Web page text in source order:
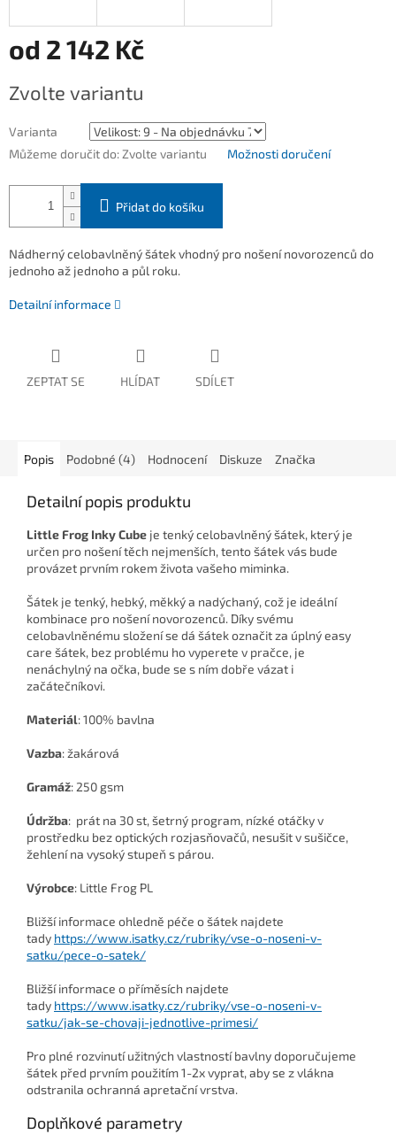
od 2 142 Kč
cena:
Zvolte variantu
Varianta
Můžeme doručit do: Zvolte variantu Možnosti doručení
Přidat do košíku
Nádherný celobavlněný šátek vhodný pro nošení novorozenců do
jednoho až jednoho a půl roku.
Detailní informace
ZEPTAT SE HLÍDAT SDÍLET
Popis Podobné (4) Hodnocení Diskuze Značka
Detailní popis produktu
Little Frog Inky Cube je tenký celobavlněný šátek, který je
určen pro nošení těch nejmenších, tento šátek vás bude
provázet prvním rokem života vašeho miminka.
Šátek je tenký, hebký, měkký a nadýchaný, což je ideální
kombinace pro nošení novorozenců. Díky svému
celobavlněnému složení se dá šátek označit za úplný easy
care šátek, bez problému ho vyperete v pračce, je
nenáchylný na očka, bude se s ním dobře vázat i
začátečníkovi.
Materiál: 100% bavlna
Vazba: žakárová
Gramáž: 250 gsm
Údržba: prát na 30 st, šetrný program, nízké otáčky v
prostředku bez optických rozjasňovačů, nesušit v sušičce,
žehlení na vysoký stupeň s párou.
Výrobce: Little Frog PL
Bližší informace ohledně péče o šátek najdete
tady https://www.isatky.cz/rubriky/vse-o-noseni-v-
satku/pece-o-satek/
Bližší informace o příměsích najdete
tady https://www.isatky.cz/rubriky/vse-o-noseni-v-
satku/jak-se-chovaji-jednotlive-primesi/
Pro plné rozvinutí užitných vlastností bavlny doporučujeme
šátek před prvním použitím 1-2x vyprat, aby se z vlákna
odstranila ochranná apretační vrstva.
Doplňkové parametry